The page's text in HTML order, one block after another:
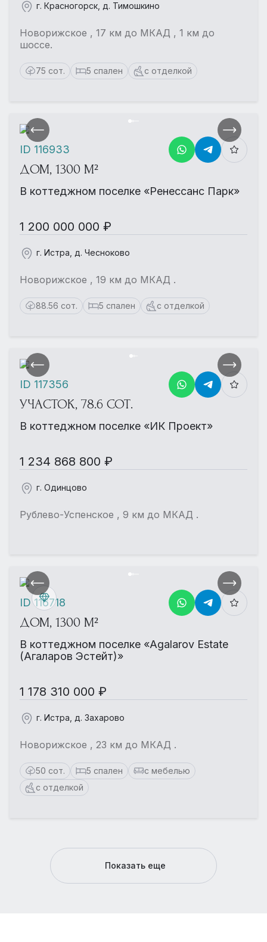
г. Красногорск, д. Тимошкино
Новорижское , 17 км до МКАД , 1 км до
шоссе.
75 сот. 5 спален с отделкой
ДОМ, 1300 М²
В коттеджном поселке «Ренессанс Парк»
1 200 000 000 ₽
г. Истра, д. Чесноково
Новорижское , 19 км до МКАД .
88.56 сот. 5 спален с отделкой
ID 116933
УЧАСТОК, 78.6 СОТ.
В коттеджном поселке «ИК Проект»
1 234 868 800 ₽
г. Одинцово
Рублево-Успенское , 9 км до МКАД .
ID 117356
ДОМ, 1300 М²
В коттеджном поселке «Agalarov Estate
(Агаларов Эстейт)»
1 178 310 000 ₽
г. Истра, д. Захарово
Новорижское , 23 км до МКАД .
50 сот. 5 спален
с мебелью
с отделкой
ID 116718
Показать еще